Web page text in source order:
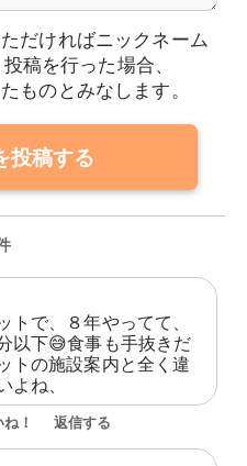
だければニックネーム
投稿を行った場合、
ものとみなします。
投稿する
トで、８年やってて、
以下😅食事も手抜きだ
トの施設案内と全く違
よね、
！ 返信する